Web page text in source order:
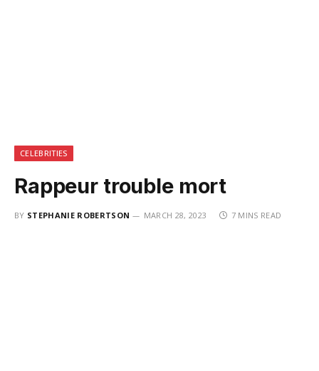
CELEBRITIES
Rappeur trouble mort
BY STEPHANIE ROBERTSON MARCH 28, 2023 7 MINS READ